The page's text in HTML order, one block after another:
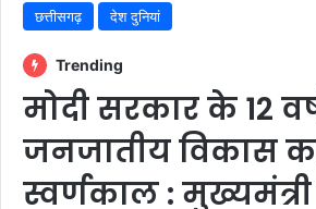
छत्तीसगढ़ देश दुनियां
Trending
मोदी सरकार के 12
जनजातीय विकास
स्वर्णकाल :